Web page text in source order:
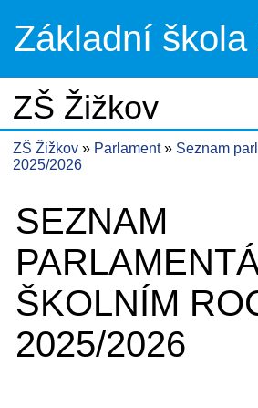
Základní škola
ZŠ Žižkov
ZŠ Žižkov Parlament
Seznam
2025/2026
SEZNAM
ŠKOLNÍM
2025/2026